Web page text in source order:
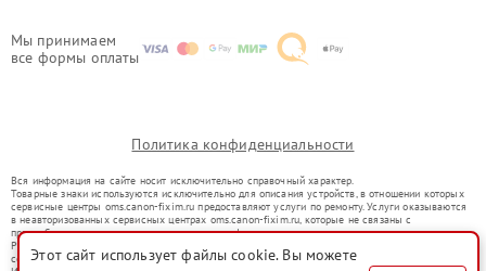
Мы принимаем
все формы оплаты
Политика конфиденциальности
Вся информация на сайте носит исключительно справочный характер.
Товарные знаки используются исключительно для описания устройств, в отношении которых
сервисные центры oms.canon-fixim.ru предоставляют услуги по ремонту. Услуги оказываются
в неавторизованных сервисных центрах oms.canon-fixim.ru, которые не связаны с
правообладателями товарных знаков или их официальными представителями.
Ремонт осуществляется для устройств, уже введенных в гражданский оборот в соответствии
со статьей 1487 ГК РФ.
Этот сайт использует файлы cookie. Вы можете